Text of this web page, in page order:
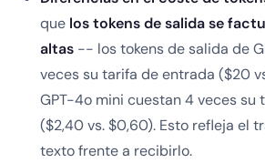
que los tokens de salida se
altas -- los tokens de salida de
veces su tarifa de entrada ($20
GPT-4o mini cuestan 4 veces su
($2,40 vs. $0,60). Esto refleja el
texto frente a recibirlo.